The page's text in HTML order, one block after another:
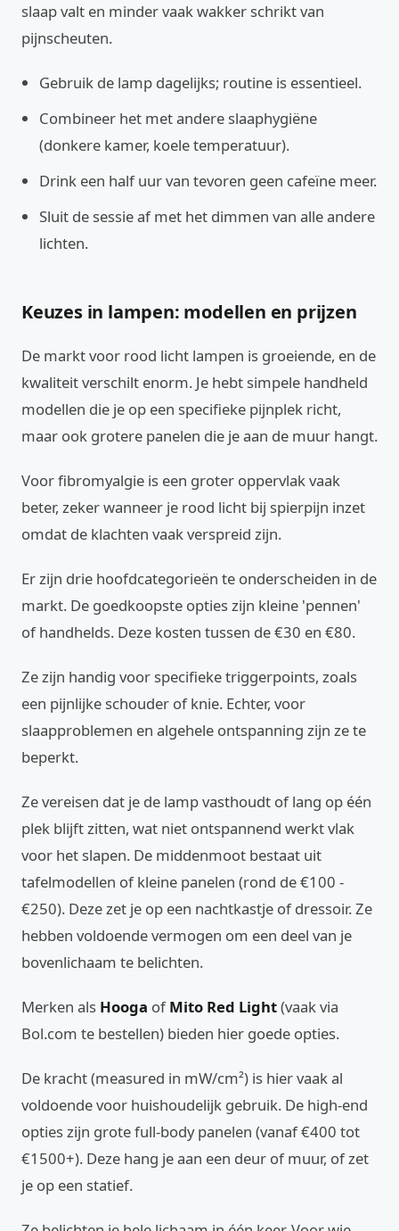
slaap valt en minder vaak wakker schrikt van
pijnscheuten.
Gebruik de lamp dagelijks; routine is essentieel.
Combineer het met andere slaaphygiëne
(donkere kamer, koele temperatuur).
Drink een half uur van tevoren geen cafeïne meer.
Sluit de sessie af met het dimmen van alle andere
lichten.
Keuzes in lampen: modellen en prijzen
De markt voor rood licht lampen is groeiende, en de
kwaliteit verschilt enorm. Je hebt simpele handheld
modellen die je op een specifieke pijnplek richt,
maar ook grotere panelen die je aan de muur hangt.
Voor fibromyalgie is een groter oppervlak vaak
beter, zeker wanneer je rood licht bij spierpijn inzet
omdat de klachten vaak verspreid zijn.
Er zijn drie hoofdcategorieën te onderscheiden in de
markt. De goedkoopste opties zijn kleine 'pennen'
of handhelds. Deze kosten tussen de €30 en €80.
Ze zijn handig voor specifieke triggerpoints, zoals
een pijnlijke schouder of knie. Echter, voor
slaapproblemen en algehele ontspanning zijn ze te
beperkt.
Ze vereisen dat je de lamp vasthoudt of lang op één
plek blijft zitten, wat niet ontspannend werkt vlak
voor het slapen. De middenmoot bestaat uit
tafelmodellen of kleine panelen (rond de €100 -
€250). Deze zet je op een nachtkastje of dressoir. Ze
hebben voldoende vermogen om een deel van je
bovenlichaam te belichten.
Merken als Hooga ofMito Red Light(vaak via
Bol.com te bestellen) bieden hier goede opties.
De kracht (measured in mW/cm²) is hier vaak al
voldoende voor huishoudelijk gebruik. De high-end
opties zijn grote full-body panelen (vanaf €400 tot
€1500+). Deze hang je aan een deur of muur, of zet
je op een statief.